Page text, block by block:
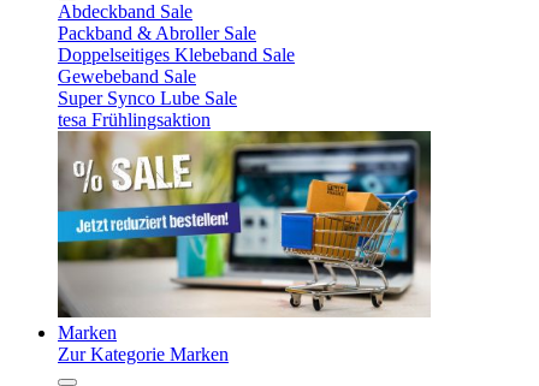
Abdeckband Sale
Packband & Abroller Sale
Doppelseitiges Klebeband Sale
Gewebeband Sale
Super Synco Lube Sale
tesa Frühlingsaktion
Marken
Zur Kategorie Marken